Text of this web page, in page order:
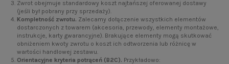
Zwrot obejmuje standardowy koszt najtańszej oferowanej dostawy
(jeśli był pobrany przy sprzedaży).
Kompletność zwrotu. Zalecamy dołączenie wszystkich elementów
dostarczonych z towarem (akcesoria, przewody, elementy montażowe,
instrukcje, karty gwarancyjne). Brakujące elementy mogą skutkować
obniżeniem kwoty zwrotu o koszt ich odtworzenia lub różnicę w
wartości handlowej zestawu.
Orientacyjne kryteria potrąceń (B2C). Przykładowo: